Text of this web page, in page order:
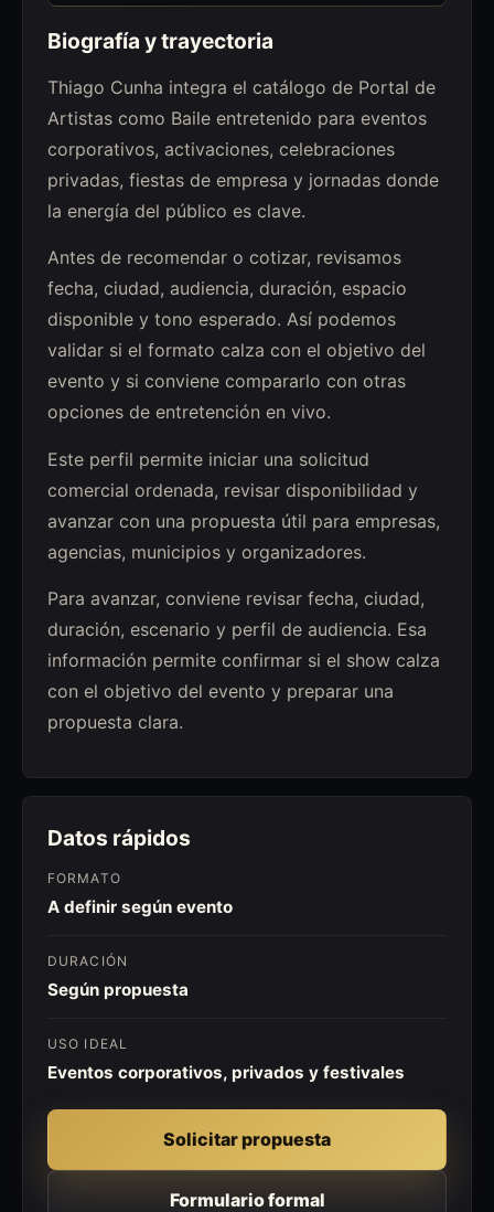
Biografía y trayectoria
Thiago Cunha integra el catálogo de Portal de
Artistas como Baile entretenido para eventos
corporativos, activaciones, celebraciones
privadas, fiestas de empresa y jornadas donde
la energía del público es clave.
Antes de recomendar o cotizar, revisamos
fecha, ciudad, audiencia, duración, espacio
disponible y tono esperado. Así podemos
validar si el formato calza con el objetivo del
evento y si conviene compararlo con otras
opciones de entretención en vivo.
Este perfil permite iniciar una solicitud
comercial ordenada, revisar disponibilidad y
avanzar con una propuesta útil para empresas,
agencias, municipios y organizadores.
Para avanzar, conviene revisar fecha, ciudad,
duración, escenario y perfil de audiencia. Esa
información permite confirmar si el show calza
con el objetivo del evento y preparar una
propuesta clara.
Datos rápidos
FORMATO
A definir según evento
DURACIÓN
Según propuesta
USO IDEAL
Eventos corporativos, privados y festivales
Solicitar propuesta
Formulario formal